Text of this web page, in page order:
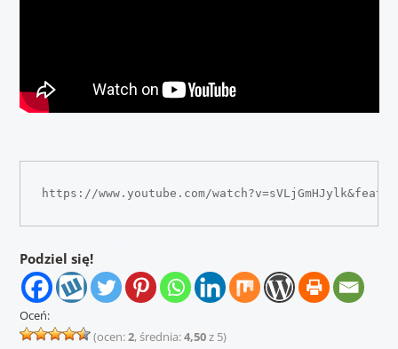
https://www.youtube.com/
Podziel się!
Oceń:
(ocen:2, średnia:4,50z 5)